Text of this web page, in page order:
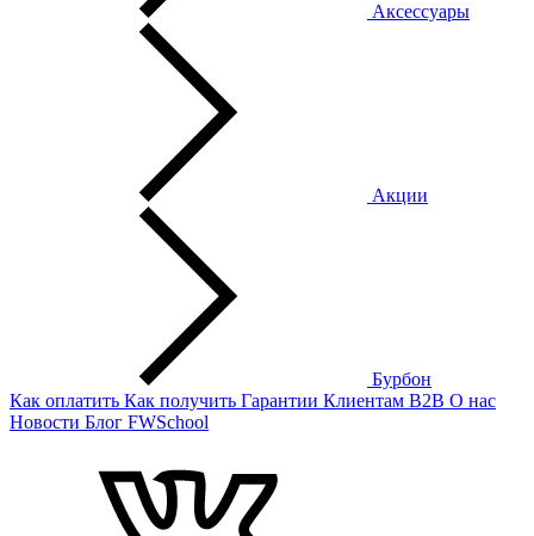
Аксессуары
Акции
Бурбон
Как оплатить Как получить Гарантии Клиентам B2B О нас
Новости Блог FWSchool